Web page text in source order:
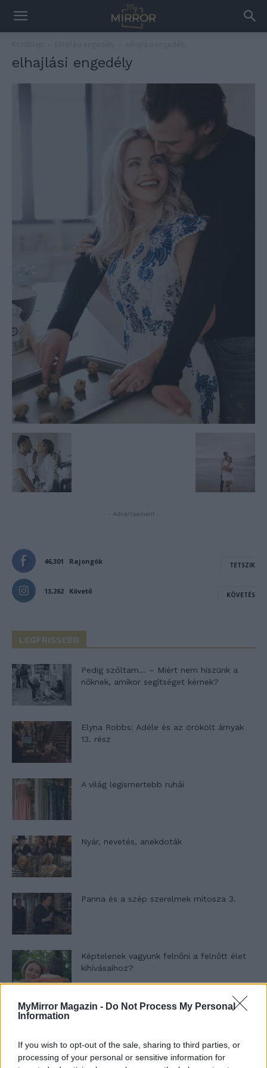
MyMirror Magazin - Do Not Process My Personal
Information
If you wish to opt-out of the sale, sharing to third parties, or
processing of your personal or sensitive information for
elhajlási engedély
- Advertisement -
46,301 Rajongók TETSZIK
13,262 Követő KÖVETÉS
LEGFRISSEBB
Pedig szóltam… – Miért nem hiszünk a
nőknek, amikor segítséget kérnek?
Elyna Robbs: Adéle és az örökölt árnyak
13. rész
A világ legismertebb ruhái
Nyár, nevetés, anekdoták
Panna és a szép szerelmek mítosza 3.
Képtelenek vagyunk felnőni a felnőtt élet
kihívásaihoz?
Altatógázos rablások Olaszországban